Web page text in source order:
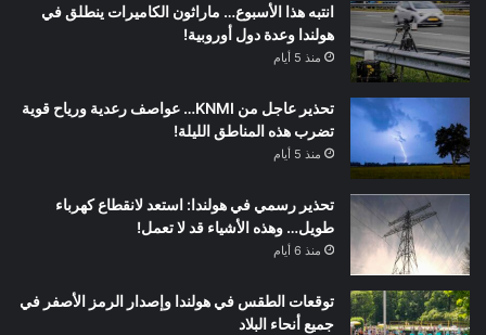
انتبه هذا الأسبوع… ماراثون الكاميرات ينطلق في
هولندا وعدة دول أوروبية!
منذ 5 أيام
تحذير عاجل من KNMI… عواصف رعدية ورياح قوية
تضرب هذه المناطق الليلة!
منذ 5 أيام
تحذير رسمي في هولندا: استعد لانقطاع كهرباء
طويل… وهذه الأشياء قد لا تعمل!
منذ 6 أيام
توقعات الطقس في هولندا وإصدار الرمز الأصفر في
جميع أنحاء البلاد